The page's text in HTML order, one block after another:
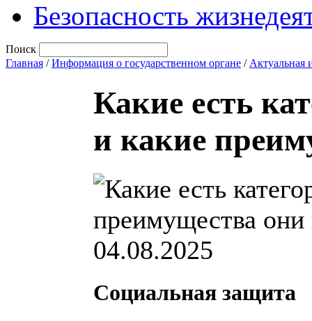
Безопасность
Поиск
Главная /Информация о государственном органе / Актуальная
Какие есть
и какие
04.08.2025
Социальная защита